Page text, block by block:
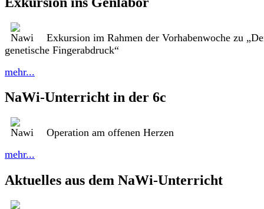
Exkursion im Rahmen der Vorhabenwoche zu
genetische Fingerabdruck“
mehr...
NaWi-Unterricht in der 6c
Operation am offenen Herzen
mehr...
Aktuelles aus dem NaWi-Unterricht